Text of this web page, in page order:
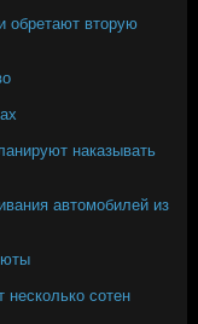
обретают вторую
наказывать
автомобилей из
несколько сотен